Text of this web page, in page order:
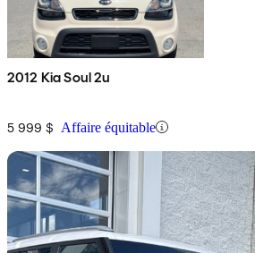
2012 Kia Soul 2u
5 999 $ Affaire équitable